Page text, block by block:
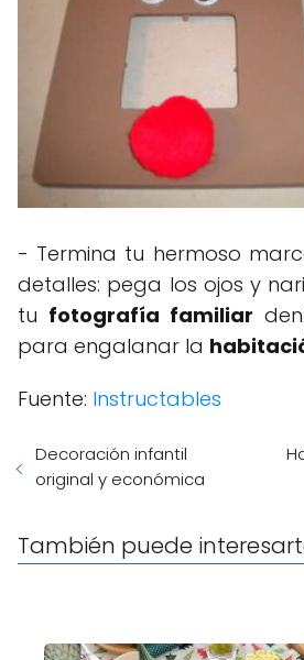
- Termina tu hermoso
detalles: pega los ojos y
tu fotografía familiar
para engalanar la
Fuente: Instructables
Decoración infantil
original y económica
También puede